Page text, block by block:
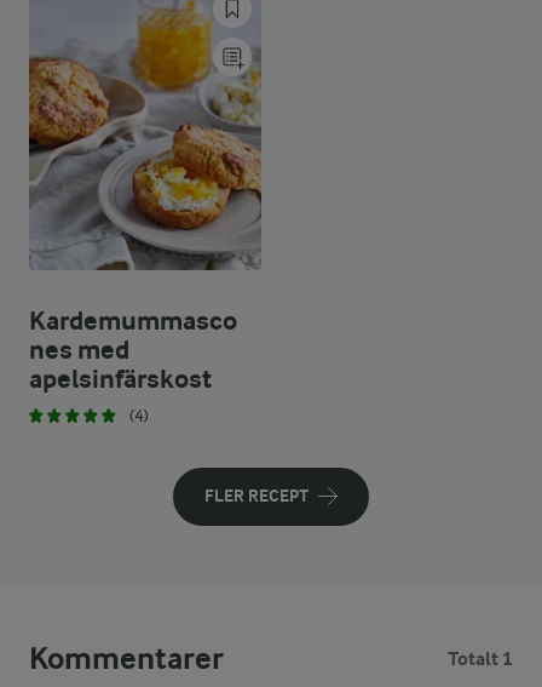
Kardemummasco
nes med
apelsinfärskost
(4)
FLER RECEPT
Kommentarer Totalt 1